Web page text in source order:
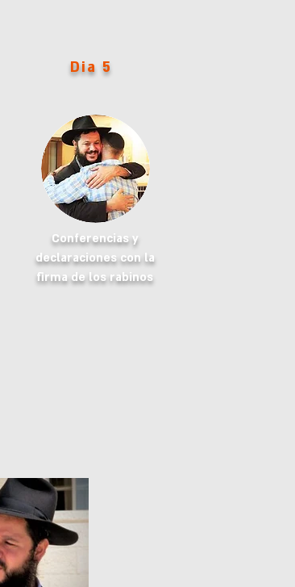
Dia 5
Conferencias y
declaraciones con la
firma de los rabinos